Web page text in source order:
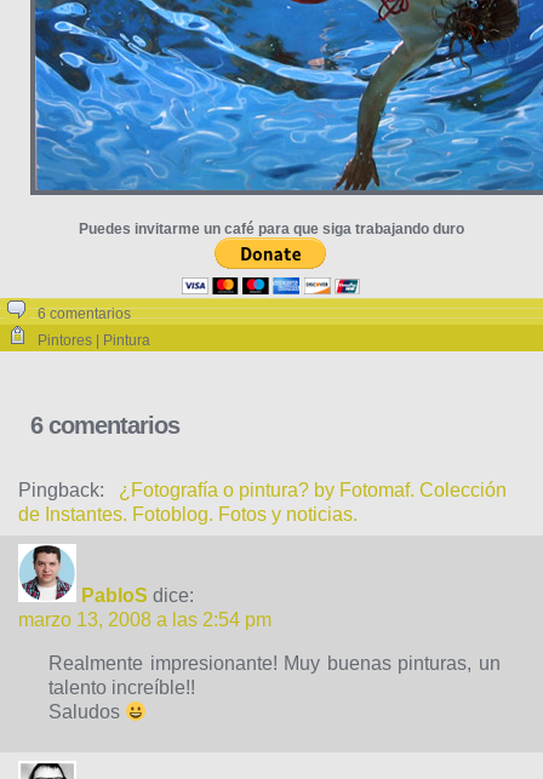
Puedes invitarme un café para que siga trabajando duro
6 comentarios
Pintores | Pintura
6 comentarios
Pingback:
¿Fotografía o pintura? by Fotomaf. Colección
de Instantes. Fotoblog. Fotos y noticias.
PabloS dice:
marzo 13, 2008 a las 2:54 pm
Realmente impresionante! Muy buenas pinturas, un
talento increíble!!
Saludos